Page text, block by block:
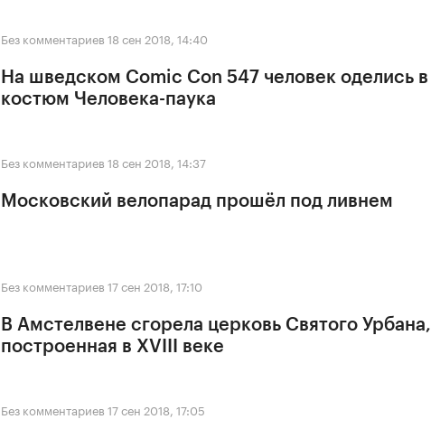
Без комментариев 18 сен 2018, 14:40
На шведском Comic Con 547 человек оделись в
костюм Человека-паука
Без комментариев 18 сен 2018, 14:37
Московский велопарад прошёл под ливнем
Без комментариев 17 сен 2018, 17:10
В Амстелвене сгорела церковь Святого Урбана,
построенная в XVIII веке
Без комментариев 17 сен 2018, 17:05